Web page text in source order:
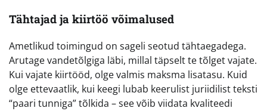
Tähtajad ja kiirtöö võimalused
Ametlikud toimingud on sageli seotud tähtaegadega.
Arutage vandetõlgiga läbi, millal täpselt te tõlget vajate.
Kui vajate kiirtööd, olge valmis maksma lisatasu. Kuid
olge ettevaatlik, kui keegi lubab keerulist juriidilist teksti
“paari tunniga” tõlkida – see võib viidata kvaliteedi